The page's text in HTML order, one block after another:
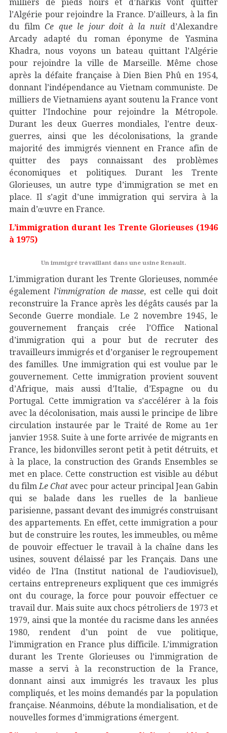
milliers de pieds noirs et d’harkis vont quitter
l’Algérie pour rejoindre la France. D’ailleurs, à la fin
du film Ce que le jour doit à la nuitd’Alexandre
Arcady adapté du roman éponyme de Yasmina
Khadra, nous voyons un bateau quittant l’Algérie
pour rejoindre la ville de Marseille. Même chose
après la défaite française à Dien Bien Phû en 1954,
donnant l’indépendance au Vietnam communiste. De
milliers de Vietnamiens ayant soutenu la France vont
quitter l’Indochine pour rejoindre la Métropole.
Durant les deux Guerres mondiales, l’entre deux-
guerres, ainsi que les décolonisations, la grande
majorité des immigrés viennent en France afin de
quitter des pays connaissant des problèmes
économiques et politiques. Durant les Trente
Glorieuses, un autre type d’immigration se met en
place. Il s’agit d’une immigration qui servira à la
main d’œuvre en France.
L’immigration durant les Trente Glorieuses (1946
à 1975)
Un immigré travaillant dans une usine Renault.
L’immigration durant les Trente Glorieuses, nommée
également l’immigration de masse, est celle qui doit
reconstruire la France après les dégâts causés par la
Seconde Guerre mondiale. Le 2 novembre 1945, le
gouvernement français crée l’Office National
d’immigration qui a pour but de recruter des
travailleurs immigrés et d’organiser le regroupement
des familles. Une immigration qui est voulue par le
gouvernement. Cette immigration provient souvent
d’Afrique, mais aussi d’Italie, d’Espagne ou du
Portugal. Cette immigration va s’accélérer à la fois
avec la décolonisation, mais aussi le principe de libre
circulation instaurée par le Traité de Rome au 1er
janvier 1958. Suite à une forte arrivée de migrants en
France, les bidonvilles seront petit à petit détruits, et
à la place, la construction des Grands Ensembles se
met en place. Cette construction est visible au début
du filmLe Chat avec pour acteur principal Jean Gabin
qui se balade dans les ruelles de la banlieue
parisienne, passant devant des immigrés construisant
des appartements. En effet, cette immigration a pour
but de construire les routes, les immeubles, ou même
de pouvoir effectuer le travail à la chaîne dans les
usines, souvent délaissé par les Français. Dans une
vidéo de l’Ina (Institut national de l’audiovisuel),
certains entrepreneurs expliquent que ces immigrés
ont du courage, la force pour pouvoir effectuer ce
travail dur. Mais suite aux chocs pétroliers de 1973 et
1979, ainsi que la montée du racisme dans les années
1980, rendent d’un point de vue politique,
l’immigration en France plus difficile. L’immigration
durant les Trente Glorieuses ou l’immigration de
masse a servi à la reconstruction de la France,
donnant ainsi aux immigrés les travaux les plus
compliqués, et les moins demandés par la population
française. Néanmoins, débute la mondialisation, et de
nouvelles formes d’immigrations émergent.